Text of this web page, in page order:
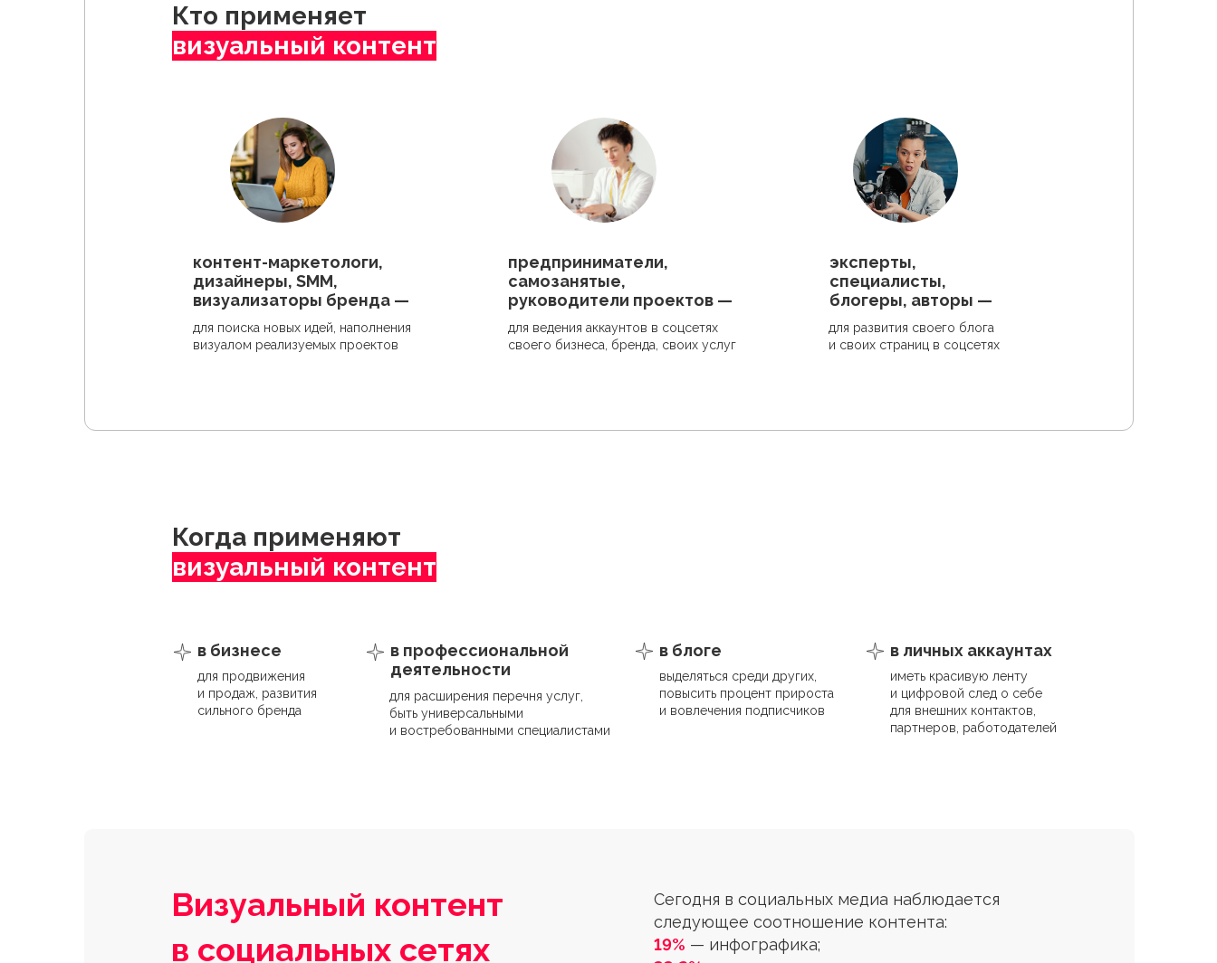
Сегодня в социальных медиа наблюдается
следующее соотношение контента:
19% — инфографика;
контент-маркетологи,
дизайнеры, SMM,
визуализаторы бренда —
для поиска новых идей, наполнения
визуалом реализуемых проектов
предприниматели,
самозанятые,
руководители проектов —
для ведения аккаунтов в соцсетях
своего бизнеса, бренда, своих услуг
эксперты,
специалисты,
блогеры, авторы —
для развития своего блога
и своих страниц в соцсетях
в бизнесе
для продвижения
и продаж, развития
сильного бренда
в профессиональной
деятельности
для расширения перечня услуг,
быть универсальными
и востребованными специалистами
в блоге
выделяться среди других,
повысить процент прироста
и вовлечения подписчиков
в личных аккаунтах
иметь красивую ленту
и цифровой след о себе
для внешних контактов,
партнеров, работодателей
Кто применяет
визуальный контент
Когда применяют
визуальный контент
Визуальный контент
в социальных сетях